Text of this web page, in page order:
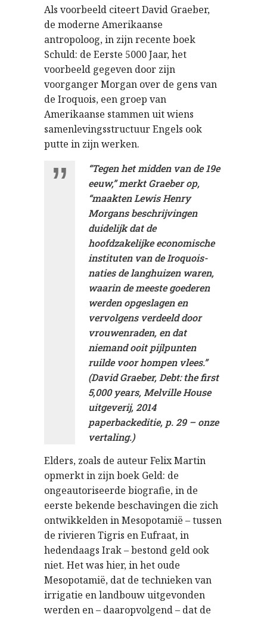
Als voorbeeld citeert David Graeber,
de moderne Amerikaanse
antropoloog, in zijn recente boek
Schuld: de Eerste 5000 Jaar, het
voorbeeld gegeven door zijn
voorganger Morgan over de gens van
de Iroquois, een groep van
Amerikaanse stammen uit wiens
samenlevingsstructuur Engels ook
putte in zijn werken.
“Tegen het midden van de 19e
eeuw,” merkt Graeber op,
“maakten Lewis Henry
Morgans beschrijvingen
duidelijk dat de
hoofdzakelijke economische
instituten van de Iroquois-
naties de langhuizen waren,
waarin de meeste goederen
werden opgeslagen en
vervolgens verdeeld door
vrouwenraden, en dat
niemand ooit pijlpunten
ruilde voor hompen vlees.”
(David Graeber, Debt: the first
5,000 years, Melville House
uitgeverij, 2014
paperbackeditie, p. 29 – onze
vertaling.)
Elders, zoals de auteur Felix Martin
opmerkt in zijn boek Geld: de
ongeautoriseerde biografie, in de
eerste bekende beschavingen die zich
ontwikkelden in Mesopotamië – tussen
de rivieren Tigris en Eufraat, in
hedendaags Irak – bestond geld ook
niet. Het was hier, in het oude
Mesopotamië, dat de technieken van
irrigatie en landbouw uitgevonden
werden en – daaropvolgend – dat de